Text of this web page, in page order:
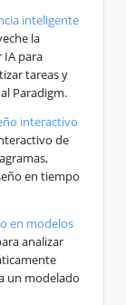
inteligente
la
para
tareas y
Paradigm.
interactivo
de
en tiempo
en modelos
analizar
un modelado